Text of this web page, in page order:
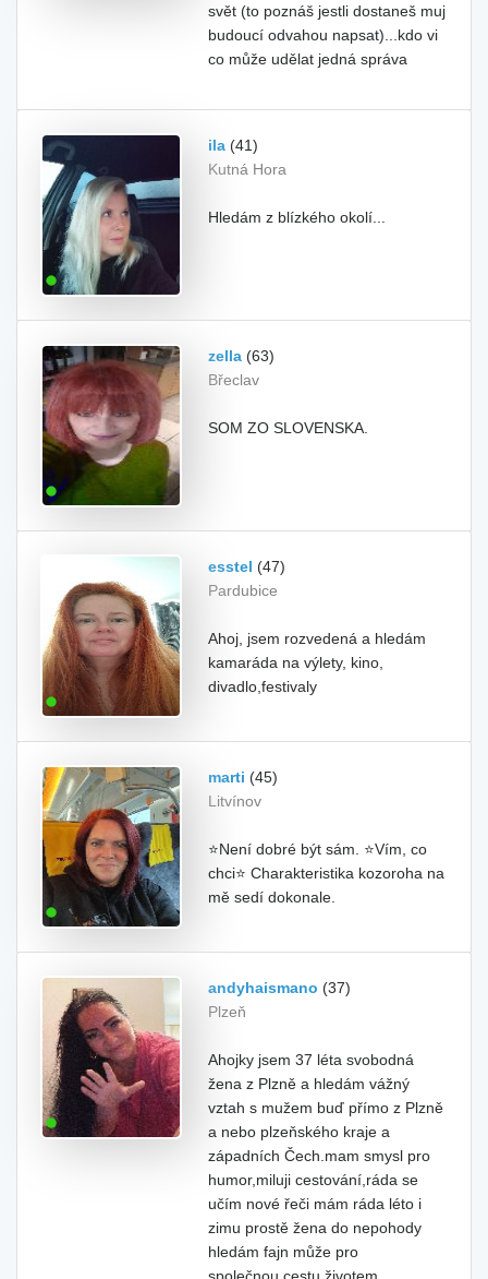
svět (to poznáš jestli dostaneš muj
budoucí odvahou napsat)...kdo vi
co může udělat jedná správa
ila (41)
Kutná Hora
Hledám z blízkého okolí...
zella (63)
Břeclav
SOM ZO SLOVENSKA.
esstel (47)
Pardubice
Ahoj, jsem rozvedená a hledám
kamaráda na výlety, kino,
divadlo,festivaly
marti (45)
Litvínov
⭐Není dobré být sám. ⭐Vím, co
chci⭐ Charakteristika kozoroha na
mě sedí dokonale.
andyhaismano (37)
Plzeň
Ahojky jsem 37 léta svobodná
žena z Plzně a hledám vážný
vztah s mužem buď přímo z Plzně
a nebo plzeňského kraje a
západních Čech.mam smysl pro
humor,miluji cestování,ráda se
učím nové řeči mám ráda léto i
zimu prostě žena do nepohody
hledám fajn může pro